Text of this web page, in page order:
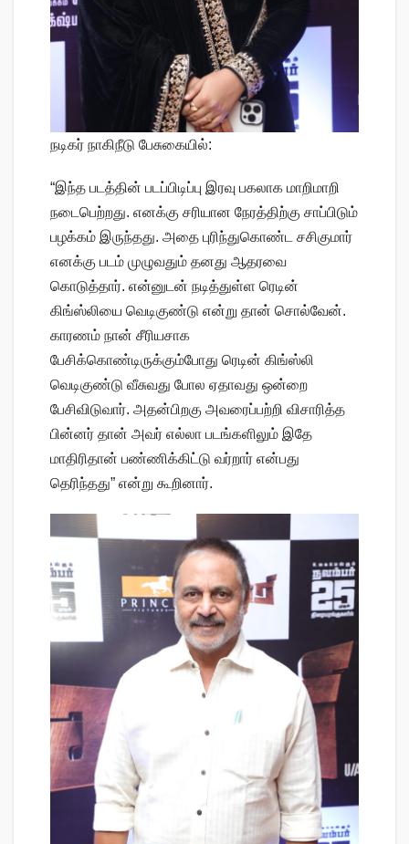
நடிகர் நாகிநீடு பேசுகையில்:
“இந்த படத்தின் படப்பிடிப்பு இரவு பகலாக மாறிமாறி
நடைபெற்றது. எனக்கு சரியான நேரத்திற்கு சாப்பிடும்
பழக்கம் இருந்தது. அதை புரிந்துகொண்ட சசிகுமார்
எனக்கு படம் முழுவதும் தனது ஆதரவை
கொடுத்தார். என்னுடன் நடித்துள்ள ரெடின்
கிங்ஸ்லியை வெடிகுண்டு என்று தான் சொல்வேன்.
காரணம் நான் சீரியசாக
பேசிக்கொண்டிருக்கும்போது ரெடின் கிங்ஸ்லி
வெடிகுண்டு வீசுவது போல ஏதாவது ஒன்றை
பேசிவிடுவார். அதன்பிறகு அவரைப்பற்றி விசாரித்த
பின்னர் தான் அவர் எல்லா படங்களிலும் இதே
மாதிரிதான் பண்ணிக்கிட்டு வர்றார் என்பது
தெரிந்தது” என்று கூறினார்.